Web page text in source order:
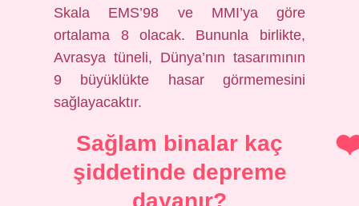
Skala EMS’98 ve MMI’ya göre
ortalama 8 olacak. Bununla birlikte,
Avrasya tüneli, Dünya’nın tasarımının
9 büyüklükte hasar görmemesini
sağlayacaktır.
Sağlam binalar kaç
şiddetinde depreme
dayanır?